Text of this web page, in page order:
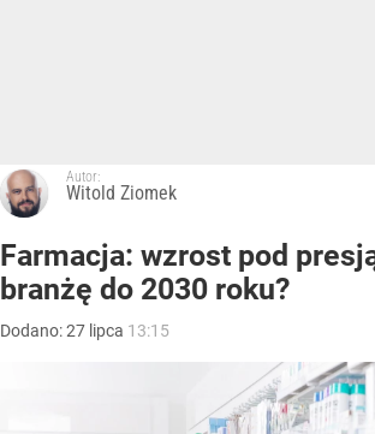
Autor:
Witold Ziomek
Farmacja: wzrost pod
branżę do 2030 roku?
Dodano:27 lipca 13:15